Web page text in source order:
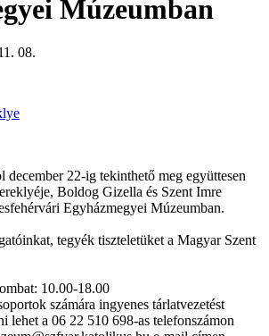
Múzeumban
08.
december 22-ig tekinthető meg együttesen
Boldog Gizella és Szent Imre
Egyházmegyei Múzeumban.
tegyék tiszteletüket a Magyar Szent
10.00-18.00
számára ingyenes tárlatvezetést
lehet a 06 22 510 698-as telefonszámon